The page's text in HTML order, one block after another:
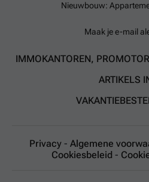
Nieuwbouw:
Maak je e-mail
IMMOKANTOREN,
ARTIKELS
Privacy - Algemene
Cookiesbeleid -